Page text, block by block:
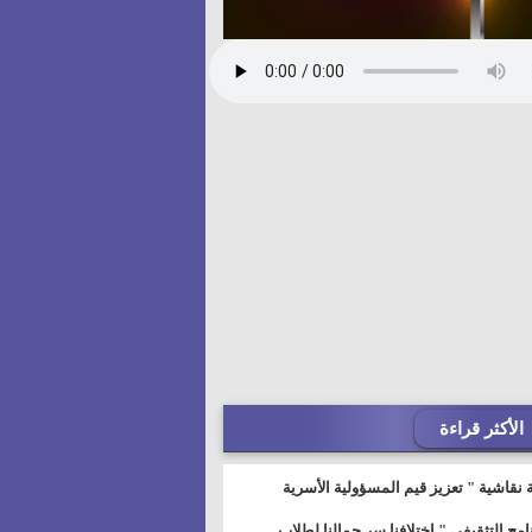
الأكثر قراءة
نقاشية " تعزيز قيم المسؤولية الأسرية